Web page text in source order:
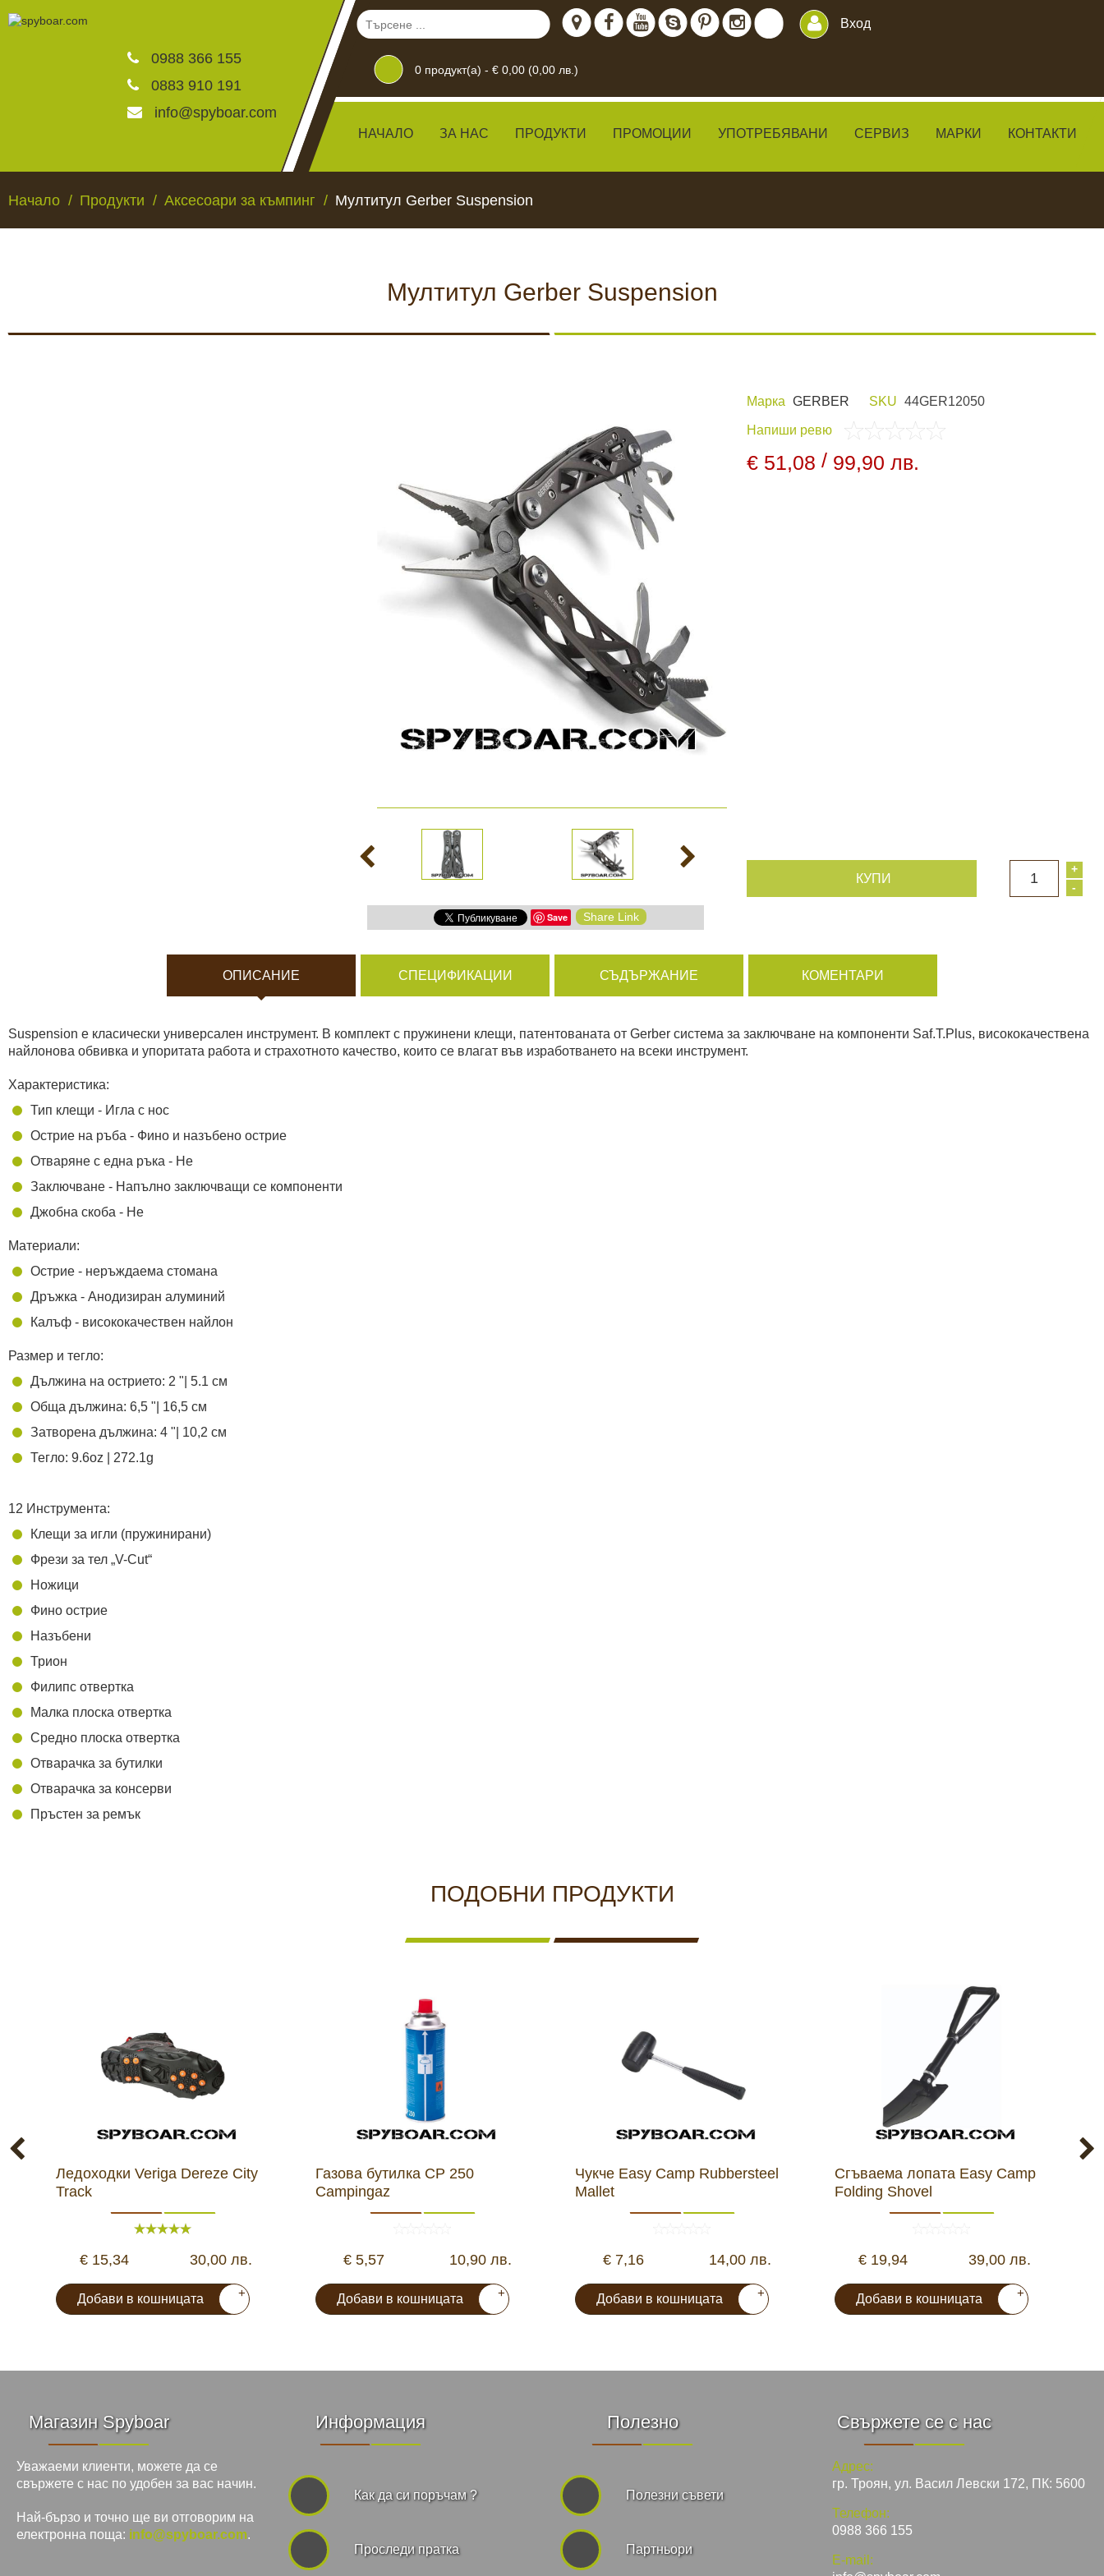
0988 366 155
0883 910 191
info@spyboar.com
Вход
0продукт(а) - € 0,00 (0,00 лв.)
НАЧАЛО ЗА НАС ПРОДУКТИ ПРОМОЦИИ УПОТРЕБЯВАНИ СЕРВИЗ МАРКИ КОНТАКТИ
ФОТОКАПАНИ НА ЖИВО
КАМЕРИ ЗА
ХРАНИЛКИ
САМОЗАЩИТА КЪМПИНГ И ХОБИ ЛОВНО ОБЛЕКЛО
БОДИ КАМЕРИ И ЕКШЪН
АКУМУЛАТОРИ И БАТЕРИИ
ЗА ПОДАРЪЦИ
РАЗГЛЕДАЙ ПРОДУКТИ
Ловни камери
Камери за видеонаблюдение
Боди камери и екшън камери
Соларни панели и зарядни
Спортни и смарт часовници
Видеорегистратори
За подаръци
Архивни продукти
Начало Продукти Аксесоари за къмпинг Мултитул Gerber Suspension
Мултитул Gerber Suspension
Save Share Link
Марка GERBER SKU 44GER12050
Напиши ревю
€ 51,08 / 99,90 лв.
КУПИ 1
-
+
ОПИСАНИЕ СПЕЦИФИКАЦИИ СЪДЪРЖАНИЕ КОМЕНТАРИ
Suspension е класически универсален инструмент. В комплект с пружинени клещи, патентованата от Gerber система за заключване на компоненти Saf.T.Plus, висококачествена
найлонова обвивка и упоритата работа и страхотното качество, които се влагат във изработването на всеки инструмент.
Характеристика:
Тип клещи - Игла с нос
Острие на ръба - Фино и назъбено острие
Отваряне с една ръка - Не
Заключване - Напълно заключващи се компоненти
Джобна скоба - Не
Материали:
Острие - неръждаема стомана
Дръжка - Анодизиран алуминий
Калъф - висококачествен найлон
Размер и тегло:
Дължина на острието: 2 "| 5.1 см
Обща дължина: 6,5 "| 16,5 см
Затворена дължина: 4 "| 10,2 см
Тегло: 9.6oz | 272.1g
12 Инструмента:
Клещи за игли (пружинирани)
Фрези за тел „V-Cut“
Ножици
Фино острие
Назъбени
Трион
Филипс отвертка
Малка плоска отвертка
Средно плоска отвертка
Отварачка за бутилки
Отварачка за консерви
Пръстен за ремък
ПОДОБНИ ПРОДУКТИ
Ледоходки Veriga Dereze City
Track
€ 15,34 30,00 лв.
Добави в кошницата +
Газова бутилка CP 250
Campingaz
€ 5,57 10,90 лв.
Добави в кошницата +
Чукче Easy Camp Rubbersteel
Mallet
€ 7,16 14,00 лв.
Добави в кошницата +
Сгъваема лопата Easy Camp
Folding Shovel
€ 19,94 39,00 лв.
Добави в кошницата +
Магазин Spyboar
Уважаеми клиенти, можете да се
свържете с нас по удобен за вас начин.
Най-бързо и точно ще ви отговорим на
електронна поща: info@spyboar.com.
Информация
Как да си поръчам ?
Проследи пратка
Полезно
Полезни съвети
Партньори
Свържете се с нас
Адрес:
гр. Троян, ул. Васил Левски 172, ПК: 5600
Телефон:
0988 366 155
E-mail: